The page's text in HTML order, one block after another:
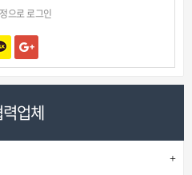
으로 로그인
업체